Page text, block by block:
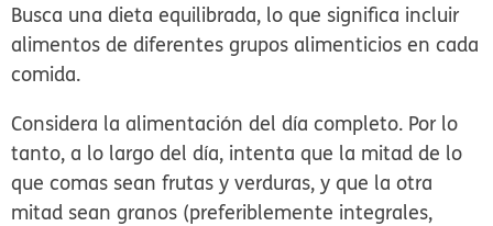
Busca una dieta equilibrada, lo que significa incluir
alimentos de diferentes grupos alimenticios en cada
comida.
Considera la alimentación del día completo. Por lo
tanto, a lo largo del día, intenta que la mitad de lo
que comas sean frutas y verduras, y que la otra
mitad sean granos (preferiblemente integrales,